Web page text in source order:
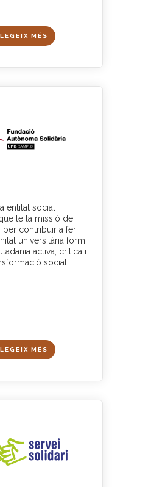
MÉS
entitat social
té la missió de
per contribuir a fer
universitària formi
activa, crítica i
social.
MÉS